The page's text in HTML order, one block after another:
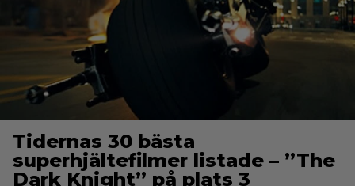
Tidernas 30 bästa
superhjältefilmer listade – ”The
Dark Knight” på plats 3